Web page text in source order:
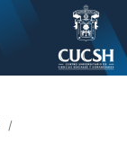
/